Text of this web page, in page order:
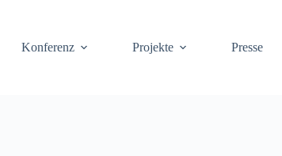
Konferenz Projekte Presse